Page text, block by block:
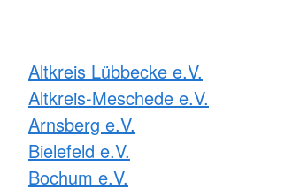
Altkreis Lübbecke e.V.
Altkreis-Meschede e.V.
Arnsberg e.V.
Bielefeld e.V.
Bochum e.V.